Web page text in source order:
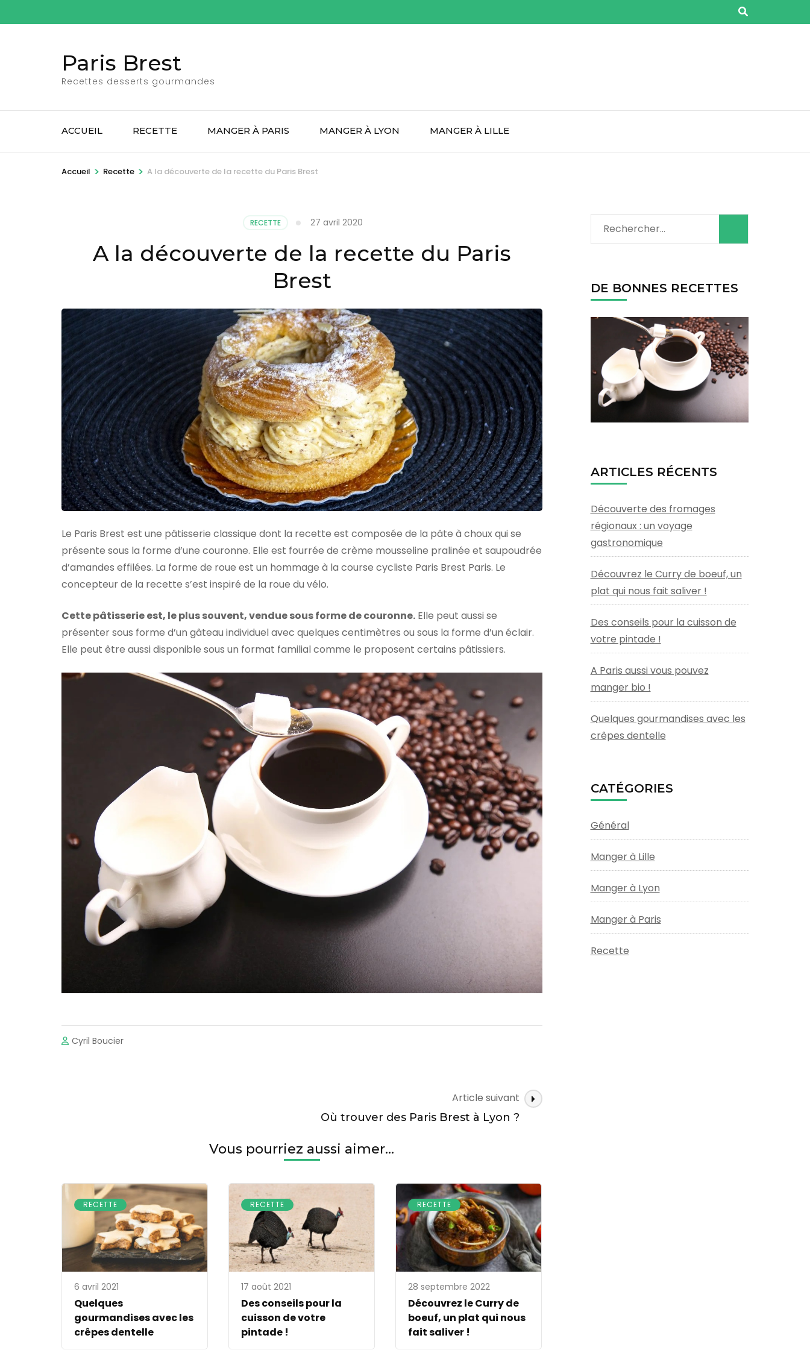
au
Paris Brest
Recettes desserts gourmandes
ACCUEIL RECETTE MANGER À PARIS MANGER À LYON MANGER À LILLE
Accueil > Recette > A la découverte de la recette du Paris Brest
RECETTE 27 avril 2020
A la découverte de la recette du Paris
Brest
Le Paris Brest est une pâtisserie classique dont la recette est composée de la pâte à choux qui se
présente sous la forme d’une couronne. Elle est fourrée de crème mousseline pralinée et saupoudrée
d’amandes effilées. La forme de roue est un hommage à la course cycliste Paris Brest Paris. Le
concepteur de la recette s’est inspiré de la roue du vélo.
Cette pâtisserie est, le plus souvent, vendue sous forme de couronne. Elle peut aussi se
présenter sous forme d’un gâteau individuel avec quelques centimètres ou sous la forme d’un éclair.
Elle peut être aussi disponible sous un format familial comme le proposent certains pâtissiers.
Cyril Boucier
Article suivant
Où trouver des Paris Brest à Lyon ?
Vous pourriez aussi aimer...
RECETTE
6 avril 2021
Quelques
gourmandises avec les
crêpes dentelle
RECETTE
17 août 2021
Des conseils pour la
cuisson de votre
pintade !
RECETTE
28 septembre 2022
Découvrez le Curry de
boeuf, un plat qui nous
fait saliver !
Rechercher :
DE BONNES RECETTES
ARTICLES RÉCENTS
Découverte des fromages
régionaux : un voyage
gastronomique
Découvrez le Curry de boeuf, un
plat qui nous fait saliver !
Des conseils pour la cuisson de
votre pintade !
A Paris aussi vous pouvez
manger bio !
Quelques gourmandises avec les
crêpes dentelle
CATÉGORIES
Général
Manger à Lille
Manger à Lyon
Manger à Paris
Recette